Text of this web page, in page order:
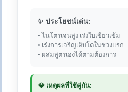
✨ ประโยชน์เด่น:
• ไนโตรเจนสูง เร่งใบเขียวเข้ม
• เร่งการเจริญเติบโตในช่วงแรก
• ผสมสูตรเองได้ตามต้องการ
💎 เหตุผลที่ใช้คู่กัน: